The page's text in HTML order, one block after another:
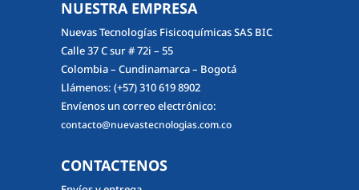
NUESTRA EMPRESA
Nuevas Tecnologías Fisicoquímicas SAS BIC
Calle 37 C sur # 72i – 55
Colombia – Cundinamarca – Bogotá
Llámenos: (+57) 310 619 8902
Envíenos un correo electrónico:
contacto@nuevastecnologias.com.co
CONTACTENOS